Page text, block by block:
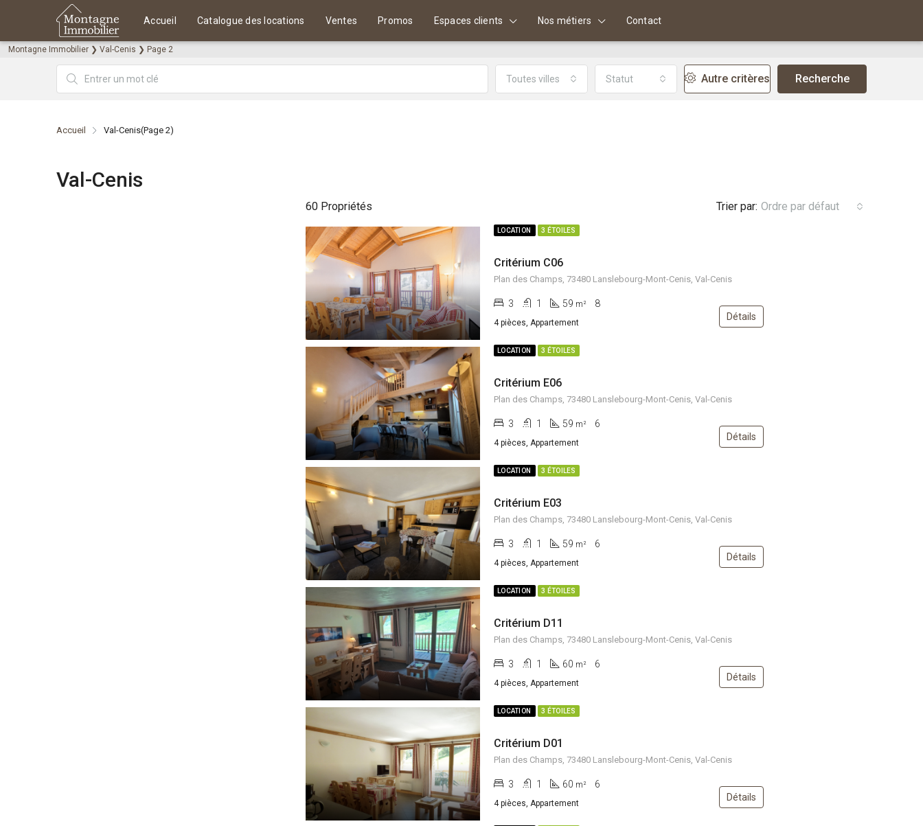
Accueil Catalogue des locations Ventes Promos Espaces clients Nos métiers Contact
Montagne Immobilier ❯ Val-Cenis ❯ Page 2
Toutes villes Statut Autre critères Recherche
Accueil Val-Cenis(Page 2)
Val-Cenis
60 Propriétés Trier par: Ordre par défaut
LOCATION 3 ÉTOILES
Critérium C06
Plan des Champs, 73480 Lanslebourg-Mont-Cenis, Val-Cenis
3 1 59 m² 8
4 pièces, Appartement
Détails
LOCATION 3 ÉTOILES
Critérium E06
Plan des Champs, 73480 Lanslebourg-Mont-Cenis, Val-Cenis
3 1 59 m² 6
4 pièces, Appartement
Détails
LOCATION 3 ÉTOILES
Critérium E03
Plan des Champs, 73480 Lanslebourg-Mont-Cenis, Val-Cenis
3 1 59 m² 6
4 pièces, Appartement
Détails
LOCATION 3 ÉTOILES
Critérium D11
Plan des Champs, 73480 Lanslebourg-Mont-Cenis, Val-Cenis
3 1 60 m² 6
4 pièces, Appartement
Détails
LOCATION 3 ÉTOILES
Critérium D01
Plan des Champs, 73480 Lanslebourg-Mont-Cenis, Val-Cenis
3 1 60 m² 6
4 pièces, Appartement
Détails